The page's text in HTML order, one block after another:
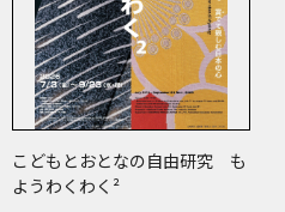
こどもとおとなの自由研究 も
ようわくわく²